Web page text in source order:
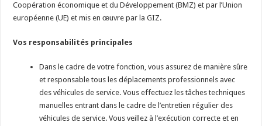
Coopération économique et du Développement (BMZ) et par l’Union
européenne (UE) et mis en œuvre par la GIZ.
Vos responsabilités principales
Dans le cadre de votre fonction, vous assurez de manière sûre
et responsable tous les déplacements professionnels avec
des véhicules de service. Vous effectuez les tâches techniques
manuelles entrant dans le cadre de l’entretien régulier des
véhicules de service. Vous veillez à l’exécution correcte et en